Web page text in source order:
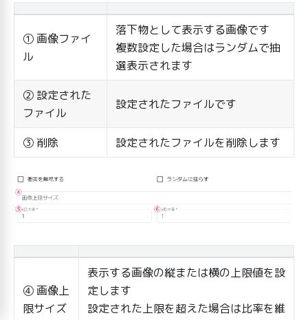
① 画像ファイ
ル
落下物として表示する画像です
複数設定した場合はランダムで抽
選表示されます
② 設定された
ファイル
設定されたファイルです
③ 削除 設定されたファイルを削除します
④ 画像上
限サイズ
表示する画像の縦または横の上限値を設
定します
設定された上限を超えた場合は比率を維